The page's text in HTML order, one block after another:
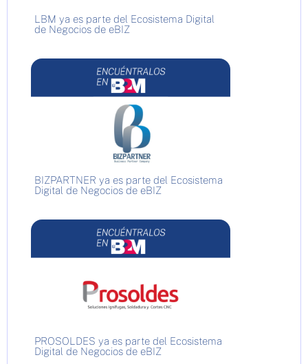
LBM ya es parte del Ecosistema Digital
de Negocios de eBIZ
BIZPARTNER ya es parte del Ecosistema
Digital de Negocios de eBIZ
PROSOLDES ya es parte del Ecosistema
Digital de Negocios de eBIZ